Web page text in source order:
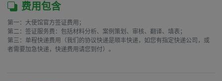
费用包含
第一：大使馆官方签证费用；
第二：签证服务费：包括材料分析、案例策划、审核、翻译、填表；
第三：单程快递费用（我们的协议快递是顺丰快递，如您有指定快递公司，或
者需要加急快递，快递费用请您到付）。